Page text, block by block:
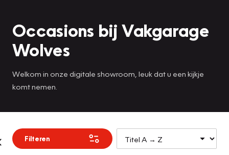
Occasions bij Vakgarage
Wolves
Welkom in onze digitale showroom, leuk dat u een kijkje
komt nemen.
Filteren